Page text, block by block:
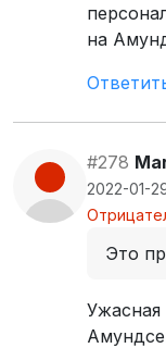
на
#278
2022-01-
Это
Ужасная